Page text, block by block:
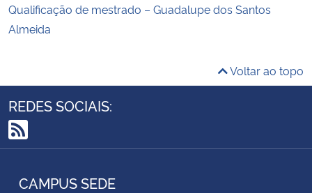
Qualificação de mestrado – Guadalupe dos Santos
Almeida
Voltar ao topo
REDES SOCIAIS:
RSS
CAMPUS SEDE